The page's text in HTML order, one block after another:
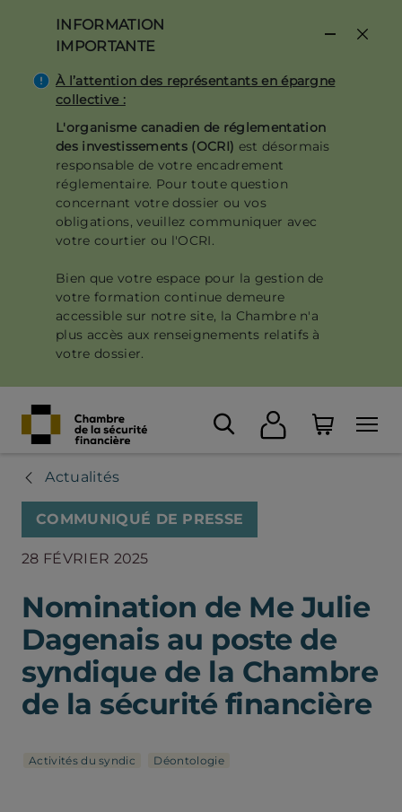
contenu
principal
INFORMATION
IMPORTANTE
À l’attention des représentants en épargne
collective :
L'organisme canadien de réglementation
des investissements (OCRI) est désormais
responsable de votre encadrement
réglementaire. Pour toute question
concernant votre dossier ou vos
obligations, veuillez communiquer avec
votre courtier ou l'OCRI.
Bien que votre espace pour la gestion de
votre formation continue demeure
accessible sur notre site, la Chambre n'a
plus accès aux renseignements relatifs à
votre dossier.
Actualités
COMMUNIQUÉ DE PRESSE
28 FÉVRIER 2025
Nomination de Me Julie
Dagenais au poste de
syndique de la Chambre
de la sécurité financière
Activités du syndic Déontologie